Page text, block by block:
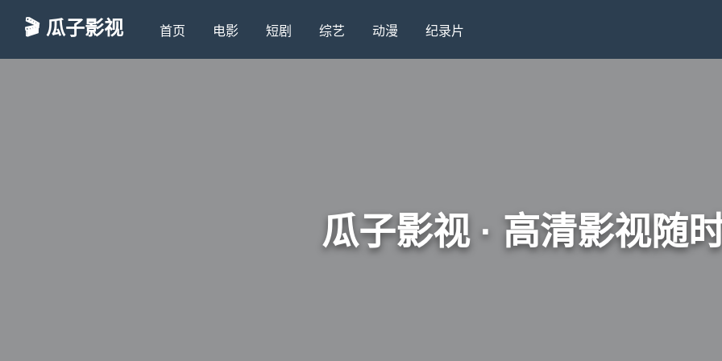
🎬 瓜子影视 首页 电影 短剧 综艺 动漫 纪录片
瓜子影视 · 高清影视随